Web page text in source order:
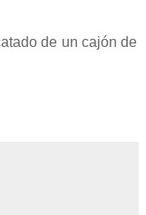
de un cajón de